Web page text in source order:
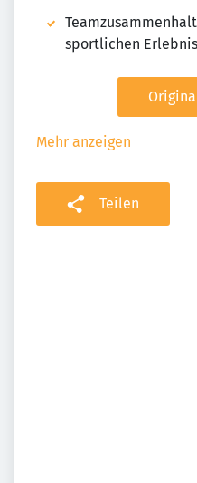
sportlichen
Mehr anzeigen
Teilen